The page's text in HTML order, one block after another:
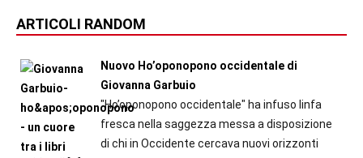
ARTICOLI RANDOM
Nuovo Ho’oponopono occidentale di
Giovanna Garbuio
"Ho’oponopono occidentale" ha infuso linfa
fresca nella saggezza messa a disposizione
di chi in Occidente cercava nuovi orizzonti